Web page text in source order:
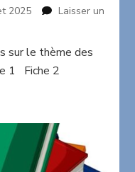
2025
Laisser un
sur le thème des
1 Fiche 2